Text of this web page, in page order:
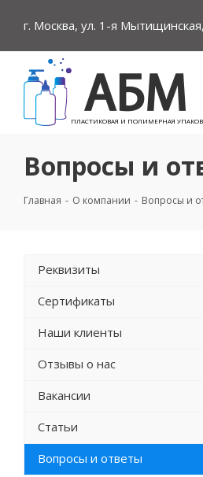
г. Москва, ул. 1-я
ПЛАСТИКОВАЯ И ПОЛИМЕРНАЯ
Вопросы и
Главная - О компании - Вопросы и
Реквизиты
Сертификаты
Наши клиенты
Отзывы о нас
Вакансии
Статьи
Вопросы и ответы